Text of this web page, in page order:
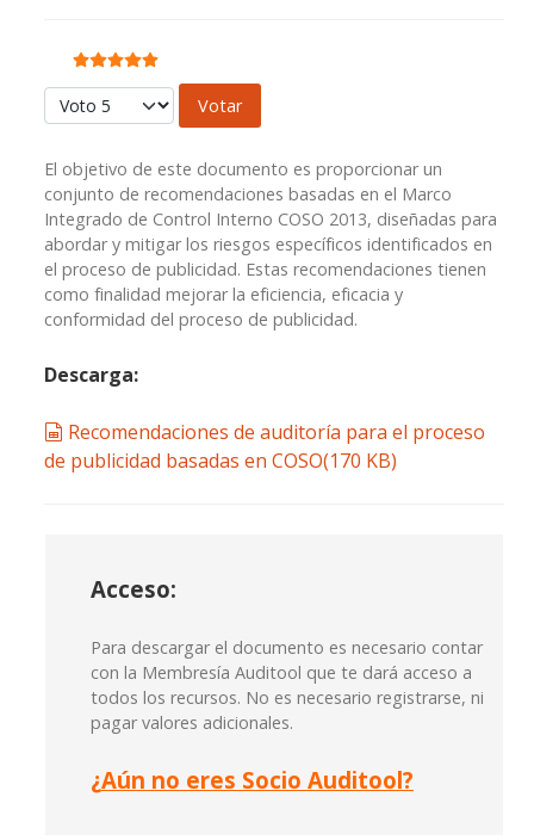
Ratio:5/5
Por favor, vote
El objetivo de este documento es proporcionar un
conjunto de recomendaciones basadas en el Marco
Integrado de Control Interno COSO 2013, diseñadas para
abordar y mitigar los riesgos específicos identificados en
el proceso de publicidad. Estas recomendaciones tienen
como finalidad mejorar la eficiencia, eficacia y
conformidad del proceso de publicidad.
Descarga:
spreadsheet
Recomendaciones de auditoría para el proceso
de publicidad basadas en COSO(170 KB)
Acceso:
Para descargar el documento es necesario contar
con la Membresía Auditool que te dará acceso a
todos los recursos. No es necesario registrarse, ni
pagar valores adicionales.
¿Aún no eres Socio Auditool?